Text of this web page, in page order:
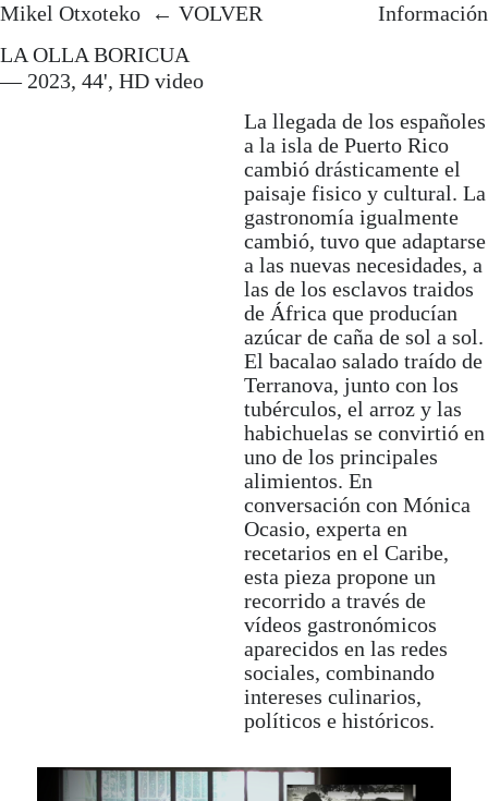
Mikel Otxoteko VOLVER Información
Mikel Otxoteko.Artista y
Desarrolla proyectos de
antropología experimental y
los medios de producción de
incluyó invitación del cineasta
investigador visitante en Pratt
Abattoirs (Toulouse), Centre
The Rag Factory (Londres),
San Telmo Museoa y Centro
Cultural Montehermoso (País
estancias de investigación en
(2019) se proyectó en
Zinebi.
Mikel Otxoteko
692 714 097
→ SOLICITAR CV
LA OLLA BORICUA
— 2023, 44', HD video
La llegada de los españoles
a la isla de Puerto Rico
cambió drásticamente el
paisaje fisico y cultural. La
gastronomía igualmente
cambió, tuvo que adaptarse
a las nuevas necesidades, a
las de los esclavos traidos
de África que producían
azúcar de caña de sol a sol.
El bacalao salado traído de
Terranova, junto con los
tubérculos, el arroz y las
habichuelas se convirtió en
uno de los principales
alimientos. En
conversación con Mónica
Ocasio, experta en
recetarios en el Caribe,
esta pieza propone un
recorrido a través de
vídeos gastronómicos
aparecidos en las redes
sociales, combinando
intereses culinarios,
políticos e históricos.